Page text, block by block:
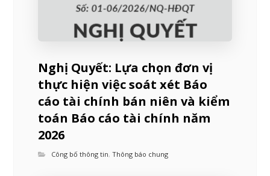
Nghị Quyết: Lựa chọn đơn vị
thực hiện việc soát xét Báo
cáo tài chính bán niên và kiểm
toán Báo cáo tài chính năm
2026
Công bố thông tin,Thông báo chung